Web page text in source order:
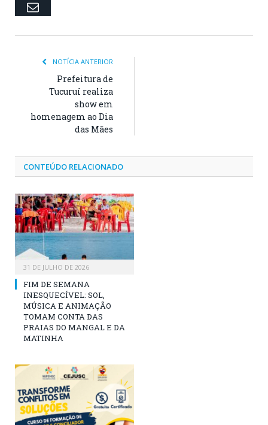
Email
NOTÍCIA ANTERIOR
Prefeitura de
Tucuruí realiza
show em
homenagem ao Dia
das Mães
CONTEÚDO RELACIONADO
31 DE JULHO DE 2026
FIM DE SEMANA
INESQUECÍVEL: SOL,
MÚSICA E ANIMAÇÃO
TOMAM CONTA DAS
PRAIAS DO MANGAL E DA
MATINHA